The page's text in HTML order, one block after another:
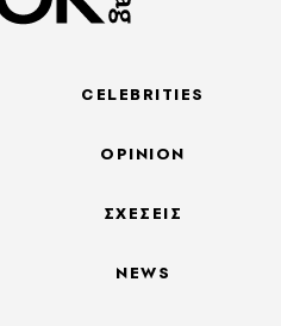
CELEBRITIES
OPINION
ΣΧΕΣΕΙΣ
NEWS